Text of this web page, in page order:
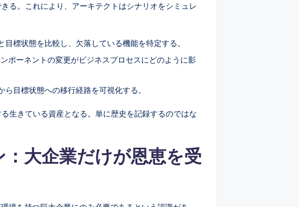
る。これにより、アーキテクトはシナリオをシミュレ
標状態を比較し、欠落している機能を特定する。
ポーネントの変更がビジネスプロセスにどのように影
目標状態への移行経路を可視化する。
生きている資産となる。単に歴史を記録するのではな
大企業だけが恩恵を受